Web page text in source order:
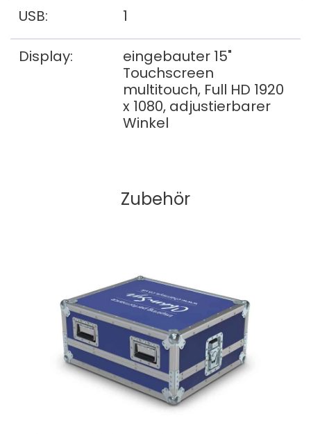
USB: 1
Display:
eingebauter 15"
Touchscreen
multitouch, Full HD 1920
x 1080, adjustierbarer
Winkel
Zubehör